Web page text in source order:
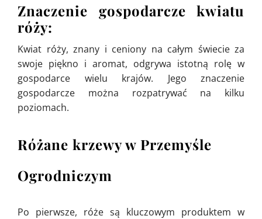
Znaczenie gospodarcze kwiatu
róży:
Kwiat róży, znany i ceniony na całym świecie za
swoje piękno i aromat, odgrywa istotną rolę w
gospodarce wielu krajów. Jego znaczenie
gospodarcze można rozpatrywać na kilku
poziomach.
Różane krzewy w Przemyśle
Ogrodniczym
Po pierwsze, róże są kluczowym produktem w